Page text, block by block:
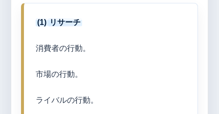
(1) リサーチ
消費者の行動。
市場の行動。
ライバルの行動。